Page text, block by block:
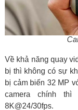
Về khả năng quay
bị thì không có sự
bị cảm biến 32 MP
camera chính
8K@24/30fps.